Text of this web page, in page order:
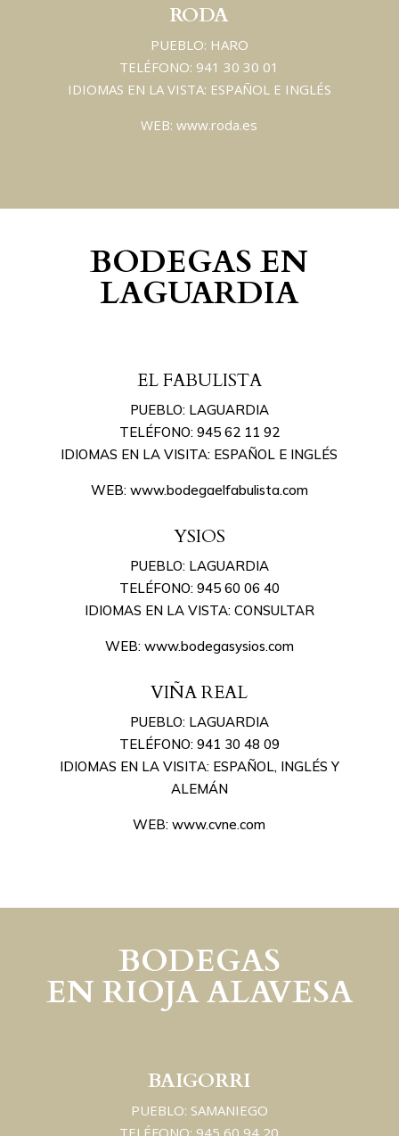
RODA
PUEBLO: HARO
TELÉFONO: 941 30 30 01
IDIOMAS EN LA VISTA: ESPAÑOL E INGLÉS
WEB: www.roda.es
BODEGAS EN
LAGUARDIA
EL FABULISTA
PUEBLO: LAGUARDIA
TELÉFONO: 945 62 11 92
IDIOMAS EN LA VISITA: ESPAÑOL E INGLÉS
WEB: www.bodegaelfabulista.com
YSIOS
PUEBLO: LAGUARDIA
TELÉFONO: 945 60 06 40
IDIOMAS EN LA VISTA: CONSULTAR
WEB: www.bodegasysios.com
VIÑA REAL
PUEBLO: LAGUARDIA
TELÉFONO: 941 30 48 09
IDIOMAS EN LA VISITA: ESPAÑOL, INGLÉS Y
ALEMÁN
WEB: www.cvne.com
BODEGAS
EN RIOJA ALAVESA
BAIGORRI
PUEBLO: SAMANIEGO